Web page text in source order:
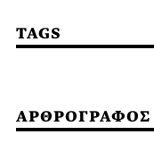
TAGS
ΑΡΘΡΟΓΡΑΦΟΣ